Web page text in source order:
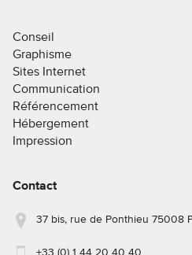
Conseil
Graphisme
Sites Internet
Communication
Référencement
Hébergement
Impression
Contact
37 bis, rue de Ponthieu 75008
+33 (0) 1 44 20 40 40